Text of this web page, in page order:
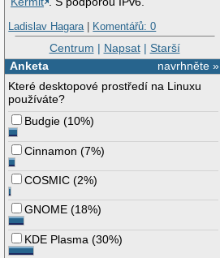
Ladislav Hagara| Komentářů: 0
Centrum | Napsat| Starší
navrhněte »
Anketa
Které desktopové prostředí na Linuxu
používáte?
Budgie (10%)
Cinnamon (7%)
COSMIC (2%)
GNOME (18%)
KDE Plasma (30%)